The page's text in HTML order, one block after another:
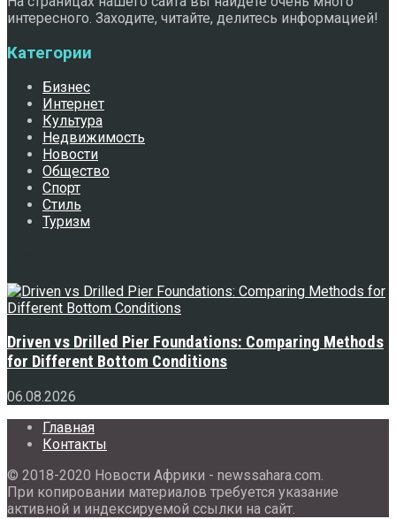
интересного. Заходите, читайте, делитесь информацией!
Категории
Бизнес
Интернет
Культура
Недвижимость
Новости
Общество
Спорт
Стиль
Туризм
Driven vs Drilled Pier Foundations: Comparing Methods
for Different Bottom Conditions
06.08.2026
Главная
Контакты
© 2018-2020 Новости Африки - newssahara.com.
При копировании материалов требуется указание
активной и индексируемой ссылки на сайт.